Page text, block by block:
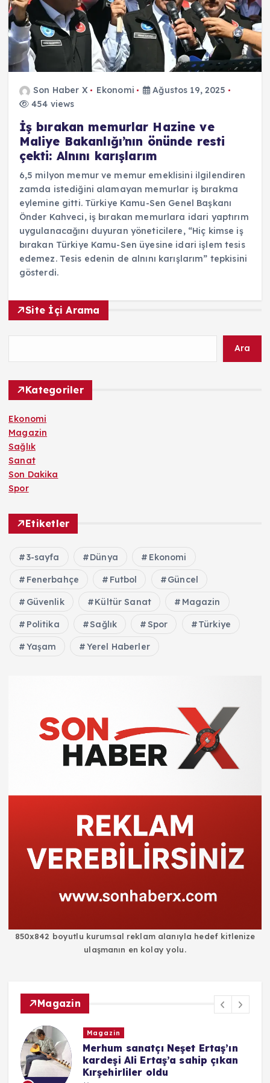
Son Haber X Ekonomi
Ağustos 19, 2025
454 views
İş bırakan memurlar Hazine ve
Maliye Bakanlığı’nın önünde resti
çekti: Alnını karışlarım
6,5 milyon memur ve memur emeklisini ilgilendiren
zamda istediğini alamayan memurlar iş bırakma
eylemine gitti. Türkiye Kamu-Sen Genel Başkanı
Önder Kahveci, iş bırakan memurlara idari yaptırım
uygulanacağını duyuran yöneticilere, “Hiç kimse iş
bırakan Türkiye Kamu-Sen üyesine idari işlem tesis
edemez. Tesis edenin de alnını karışlarım” tepkisini
gösterdi.
Site İçi Arama
Ara
Kategoriler
Ekonomi
Magazin
Sağlık
Sanat
Son Dakika
Spor
Etiketler
3-sayfa Dünya Ekonomi
Fenerbahçe Futbol Güncel
Güvenlik Kültür Sanat Magazin
Politika Sağlık Spor Türkiye
Yaşam Yerel Haberler
850x842 boyutlu kurumsal reklam alanıyla hedef kitlenize
ulaşmanın en kolay yolu.
Magazin
Magazin
Merhum sanatçı Neşet Ertaş’ın
kardeşi Ali Ertaş’a sahip çıkan
Kırşehirliler oldu